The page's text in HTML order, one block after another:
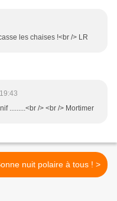
les chaises !<br /> LR
.........<br /> <br /> Mortimer
Bonne nuit polaire à tous ! >